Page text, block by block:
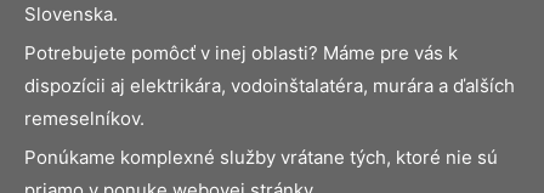
Slovenska.
Potrebujete pomôcť v inej oblasti? Máme pre vás k
dispozícii aj elektrikára, vodoinštalatéra, murára a ďalších
remeselníkov.
Ponúkame komplexné služby vrátane tých, ktoré nie sú